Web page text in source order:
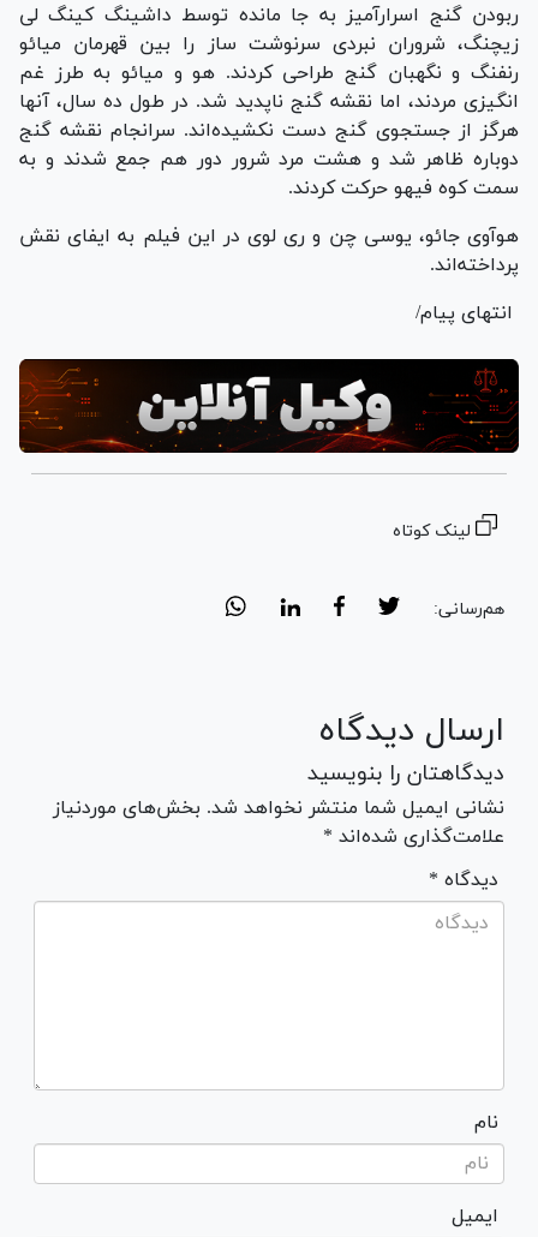
ربودن گنج اسرارآمیز به جا مانده توسط داشینگ کینگ لی
زیچنگ، شروران نبردی سرنوشت ساز را بین قهرمان میائو
رنفنگ و نگهبان گنج طراحی کردند. هو و میائو به طرز غم
انگیزی مردند، اما نقشه گنج ناپدید شد. در طول ده سال، آنها
هرگز از جستجوی گنج دست نکشیده‌اند. سرانجام نقشه گنج
دوباره ظاهر شد و هشت مرد شرور دور هم جمع شدند و به
سمت کوه فیهو حرکت کردند.
هوآوی جائو، یوسی چن و ری لوی در این فیلم به ایفای نقش
پرداخته‌اند.
انتهای پیام/
لینک کوتاه
هم‌رسانی:
ارسال دیدگاه
دیدگاهتان را بنویسید
نشانی ایمیل شما منتشر نخواهد شد. بخش‌های موردنیاز
علامت‌گذاری شده‌اند *
* دیدگاه
نام
ایمیل